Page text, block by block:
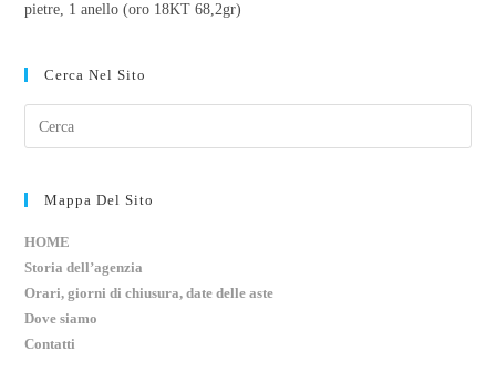
pietre, 1 anello (oro 18KT 68,2gr)
Cerca Nel Sito
Mappa Del Sito
HOME
Storia dell’agenzia
Orari, giorni di chiusura, date delle aste
Dove siamo
Contatti